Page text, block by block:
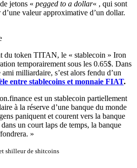
jetons « pegged to a dollar« , qui sont
d’une valeur approximative d’un dollar.
du token TITAN, le « stablecoin » Iron
temporairement sous les 0.65$. Dans
milliardaire, s’est alors fendu d’un
entre stablecoins et monnaie FIAT.
est un stablecoin partiellement
à la réserve d’une banque du monde
paniquent et courent vers la banque
un court laps de temps, la banque
»
shilleur de shitcoins